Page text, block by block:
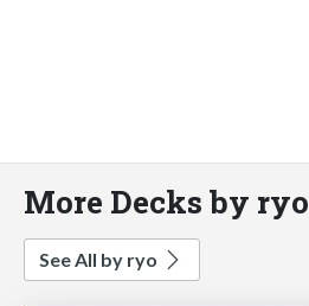
More Decks by ryo
See All by ryo